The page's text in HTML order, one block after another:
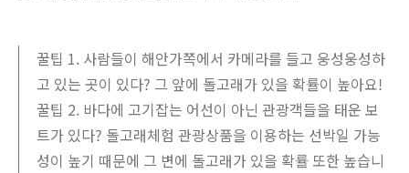
꿀팁 1. 사람들이 해안가쪽에서 카메라를 들고 웅성웅성하
고 있는 곳이 있다? 그 앞에 돌고래가 있을 확률이 높아요!
꿀팁 2. 바다에 고기잡는 어선이 아닌 관광객들을 태운 보
트가 있다? 돌고래체험 관광상품을 이용하는 선박일 가능
성이 높기 때문에 그 변에 돌고래가 있을 확률 또한 높습니